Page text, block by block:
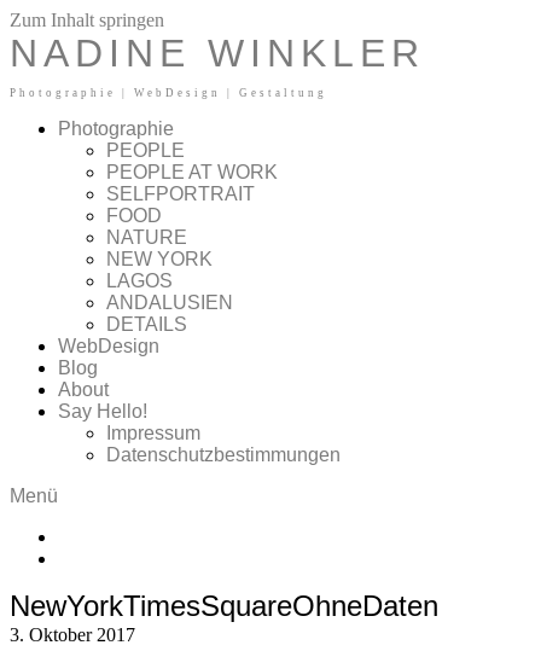
Zum Inhalt springen
NADINE WINKLER
Photographie | WebDesign | Gestaltung
Photographie
PEOPLE
PEOPLE AT WORK
SELFPORTRAIT
FOOD
NATURE
NEW YORK
LAGOS
ANDALUSIEN
DETAILS
WebDesign
Blog
About
Say Hello!
Impressum
Datenschutzbestimmungen
Menü
NewYorkTimesSquareOhneDaten
3. Oktober 2017